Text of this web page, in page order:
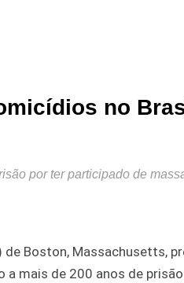
no
por ter participado de
Boston, Massachusetts,
a mais de 200 anos de